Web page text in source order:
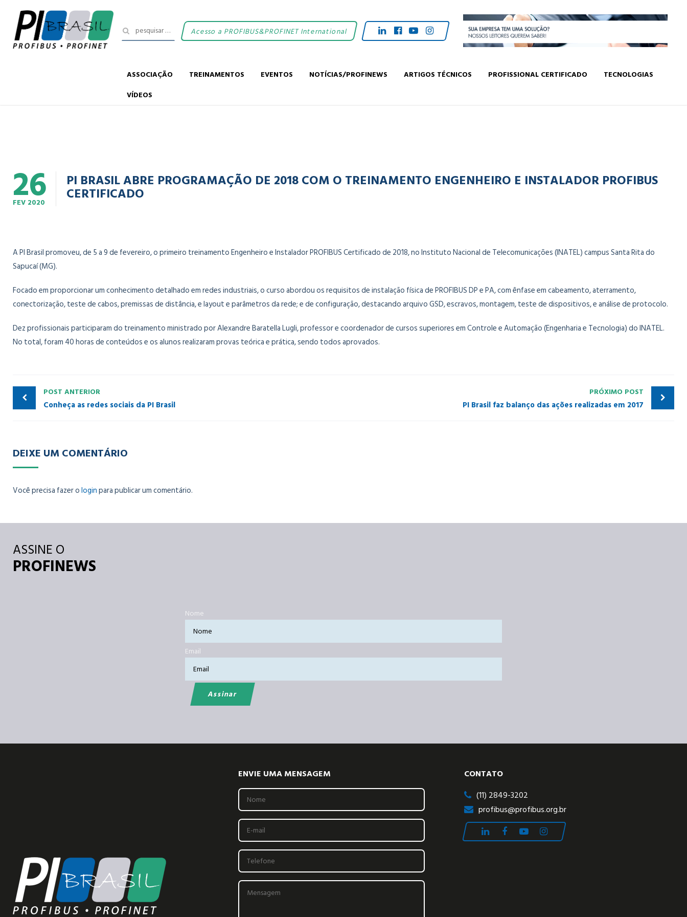
ASSOCIAÇÃO TREINAMENTOS EVENTOS NOTÍCIAS/PROFINEWS ARTIGOS TÉCNICOS PROFISSIONAL CERTIFICADO
TECNOLOGIAS
VÍDEOS
Acesso a PROFIBUS&PROFINET International
26
FEV 2020
PI BRASIL ABRE PROGRAMAÇÃO DE 2018 COM O TREINAMENTO ENGENHEIRO E INSTALADOR PROFIBUS
CERTIFICADO
A PI Brasil promoveu, de 5 a 9 de fevereiro, o primeiro treinamento Engenheiro e Instalador PROFIBUS Certificado de 2018, no Instituto Nacional de Telecomunicações (INATEL) campus Santa Rita do
Sapucaí (MG).
Focado em proporcionar um conhecimento detalhado em redes industriais, o curso abordou os requisitos de instalação física de PROFIBUS DP e PA, com ênfase em cabeamento, aterramento,
conectorização, teste de cabos, premissas de distância, e layout e parâmetros da rede; e de configuração, destacando arquivo GSD, escravos, montagem, teste de dispositivos, e análise de protocolo.
Dez profissionais participaram do treinamento ministrado por Alexandre Baratella Lugli, professor e coordenador de cursos superiores em Controle e Automação (Engenharia e Tecnologia) do INATEL.
No total, foram 40 horas de conteúdos e os alunos realizaram provas teórica e prática, sendo todos aprovados.
POST ANTERIOR
Conheça as redes sociais da PI Brasil
PRÓXIMO POST
PI Brasil faz balanço das ações realizadas em 2017
DEIXE UM COMENTÁRIO
Você precisa fazer ologinpara publicar um comentário.
ASSINE O
PROFINEWS
Nome
Email
ENVIE UMA MENSAGEM CONTATO
(11) 2849-3202
profibus@profibus.org.br